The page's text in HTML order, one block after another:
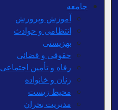
جامعه
آموزش وپرورش
انتظامی و حوادث
بهزیستی
حقوقی و قضائی
رفاه و تأمین اجتماعی
زنان و خانواده
محیط زیست
مدیریت بحران